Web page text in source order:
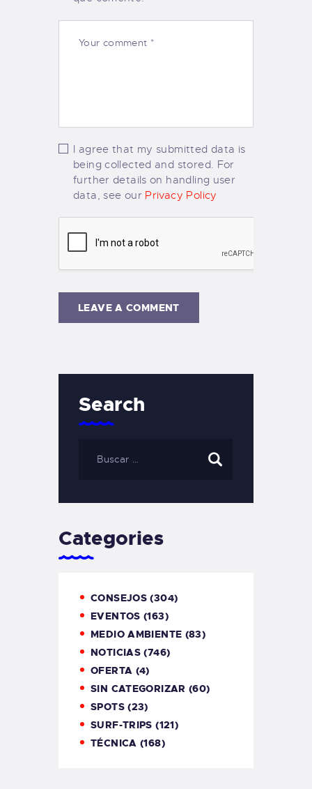
I agree that my submitted data is
being collected and stored. For
further details on handling user
data, see our Privacy Policy
Search
Categories
CONSEJOS (304)
EVENTOS (163)
MEDIO AMBIENTE (83)
NOTICIAS (746)
OFERTA (4)
SIN CATEGORIZAR (60)
SPOTS(23)
SURF-TRIPS (121)
TÉCNICA (168)